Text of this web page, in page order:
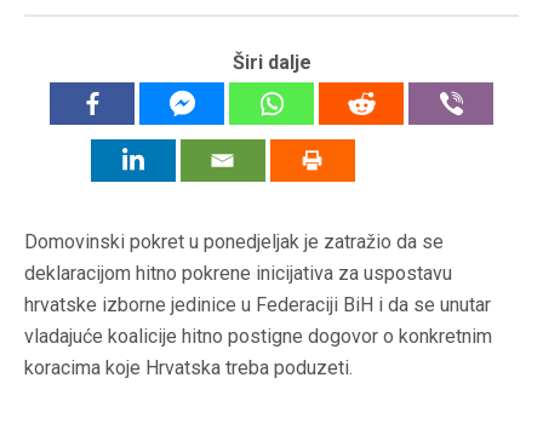
Širi dalje
Domovinski pokret u ponedjeljak je zatražio da se
deklaracijom hitno pokrene inicijativa za uspostavu
hrvatske izborne jedinice u Federaciji BiH i da se unutar
vladajuće koalicije hitno postigne dogovor o konkretnim
koracima koje Hrvatska treba poduzeti.